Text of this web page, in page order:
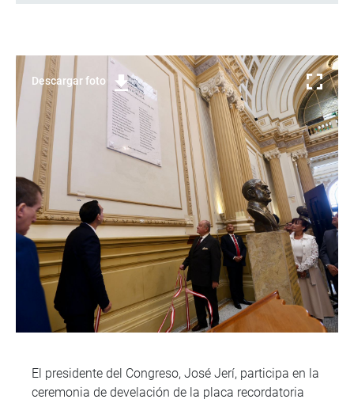
Descargar foto
El presidente del Congreso, José Jerí, participa en la
ceremonia de develación de la placa recordatoria